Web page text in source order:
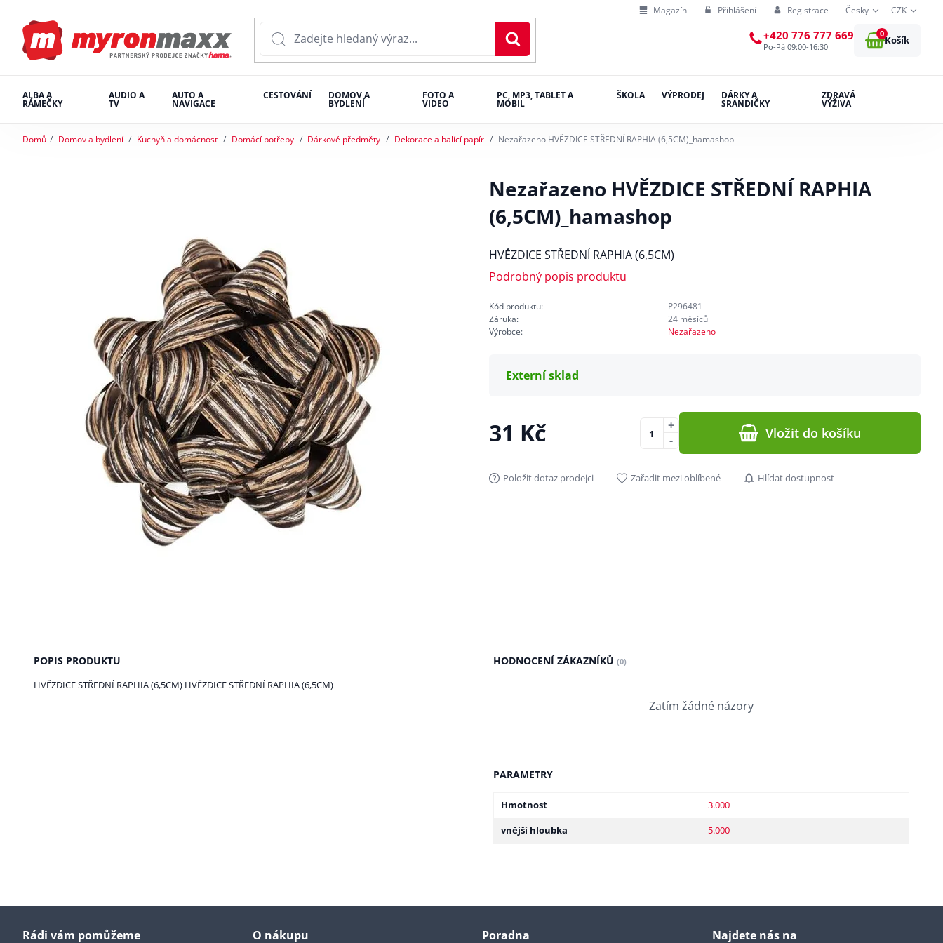
Magazín Přihlášení Registrace Česky CZK
+420 776 777 669
Po-Pá 09:00-16:30
0
Košík
ALBA A
RÁMEČKY
AUDIO A
TV
AUTO A
NAVIGACE
CESTOVÁNÍ DOMOV A
BYDLENÍ
FOTO A
VIDEO
PC, MP3, TABLET A
MOBIL
ŠKOLA VÝPRODEJ DÁRKY A
SRANDIČKY
ZDRAVÁ
VÝŽIVA
Domů Domov a bydlení Kuchyň a domácnost Domácí potřeby Dárkové předměty Dekorace a balící papír Nezařazeno HVĚZDICE STŘEDNÍ RAPHIA (6,5CM)_hamashop
Nezařazeno HVĚZDICE STŘEDNÍ RAPHIA
(6,5CM)_hamashop
HVĚZDICE STŘEDNÍ RAPHIA (6,5CM)
Podrobný popis produktu
Kód produktu:
P296481
Záruka:
24 měsíců
Výrobce:
Nezařazeno
Externí sklad
31 Kč -
+ Vložit do košíku
Položit dotaz prodejci Zařadit mezi oblíbené Hlídat dostupnost
POPIS PRODUKTU
HVĚZDICE STŘEDNÍ RAPHIA (6,5CM) HVĚZDICE STŘEDNÍ RAPHIA (6,5CM)
HODNOCENÍ ZÁKAZNÍKŮ (0)
Zatím žádné názory
PARAMETRY
Hmotnost
3.000
vnější hloubka
5.000
Rádi vám pomůžeme O nákupu Poradna Najdete nás na